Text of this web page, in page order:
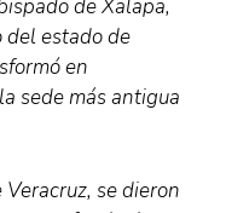
de Xalapa,
del estado de
en
sede más antigua
se dieron